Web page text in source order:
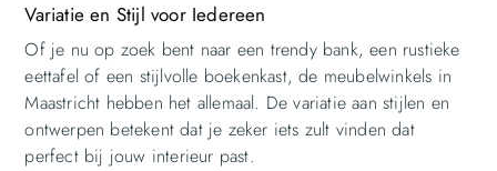
Variatie en Stijl voor Iedereen
Of je nu op zoek bent naar een trendy bank, een rustieke
eettafel of een stijlvolle boekenkast, de meubelwinkels in
Maastricht hebben het allemaal. De variatie aan stijlen en
ontwerpen betekent dat je zeker iets zult vinden dat
perfect bij jouw interieur past.